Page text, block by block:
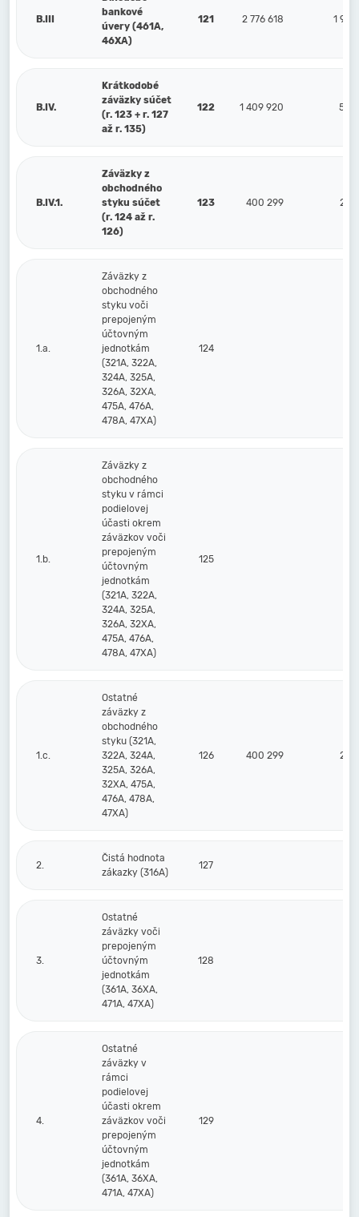
B.III
bankové
úvery (461A,
46XA)
121 2 776 618 1
B.IV.
Krátkodobé
záväzky súčet
(r. 123 + r. 127
až r. 135)
122 1 409 920 539
B.IV.1.
Záväzky z
obchodného
styku súčet
(r. 124 až r.
126)
123 400 299 225
1.a.
Záväzky z
obchodného
styku voči
prepojeným
účtovným
jednotkám
(321A, 322A,
324A, 325A,
326A, 32XA,
475A, 476A,
478A, 47XA)
124
1.b.
Záväzky z
obchodného
styku v rámci
podielovej
účasti okrem
záväzkov voči
prepojeným
účtovným
jednotkám
(321A, 322A,
324A, 325A,
326A, 32XA,
475A, 476A,
478A, 47XA)
125
1.c.
Ostatné
záväzky z
obchodného
styku (321A,
322A, 324A,
325A, 326A,
32XA, 475A,
476A, 478A,
47XA)
126 400 299 225
2.
Čistá hodnota
zákazky (316A)
127
3.
Ostatné
záväzky voči
prepojeným
účtovným
jednotkám
(361A, 36XA,
471A, 47XA)
128
4.
Ostatné
záväzky v
rámci
podielovej
účasti okrem
záväzkov voči
prepojeným
účtovným
jednotkám
(361A, 36XA,
471A, 47XA)
129